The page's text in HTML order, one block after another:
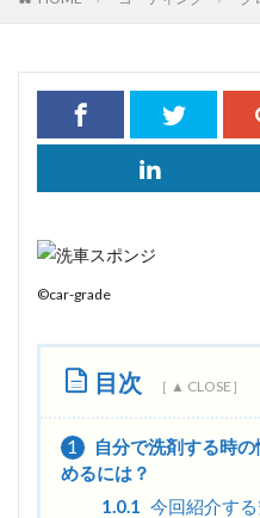
©car-grade
目次
1
自分で洗剤する時
めるには？
1.0.1 今回紹介す